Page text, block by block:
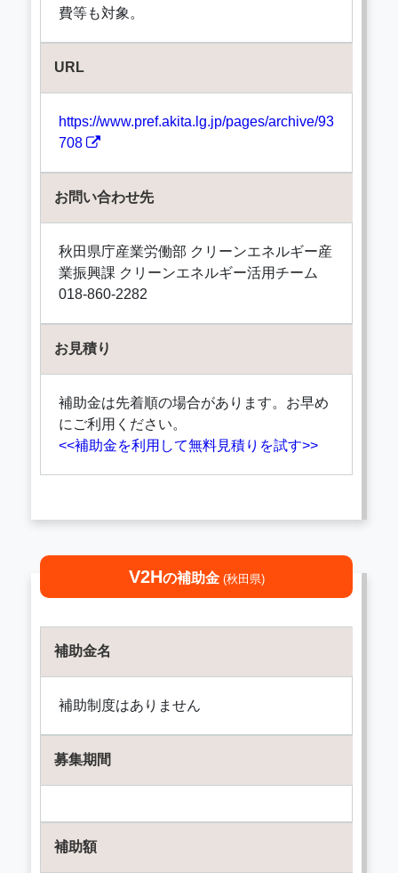
費等も対象。
URL
https://www.pref.akita.lg.jp/pages/archive/93
708
お問い合わせ先
秋田県庁産業労働部 クリーンエネルギー産
業振興課 クリーンエネルギー活用チーム
018-860-2282
お見積り
補助金は先着順の場合があります。お早め
にご利用ください。
<<補助金を利用して無料見積りを試す>>
V2Hの補助金 (秋田県)
補助金名
補助制度はありません
募集期間
補助額